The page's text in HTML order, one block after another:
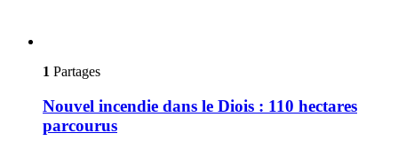
1 Partages
Nouvel incendie dans le Diois : 110 hectares
parcourus